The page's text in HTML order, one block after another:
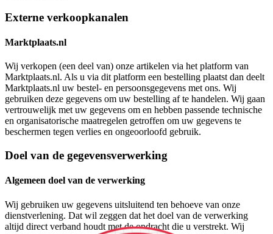
Externe verkoopkanalen
Marktplaats.nl
Wij verkopen (een deel van) onze artikelen via het platform van
Marktplaats.nl. Als u via dit platform een bestelling plaatst dan deelt
Marktplaats.nl uw bestel- en persoonsgegevens met ons. Wij
gebruiken deze gegevens om uw bestelling af te handelen. Wij gaan
vertrouwelijk met uw gegevens om en hebben passende technische
en organisatorische maatregelen getroffen om uw gegevens te
beschermen tegen verlies en ongeoorloofd gebruik.
Doel van de gegevensverwerking
Algemeen doel van de verwerking
Wij gebruiken uw gegevens uitsluitend ten behoeve van onze
dienstverlening. Dat wil zeggen dat het doel van de verwerking
altijd direct verband houdt met de opdracht die u verstrekt. Wij